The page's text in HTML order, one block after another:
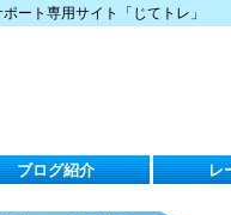
ート専用サイト「じてトレ」
ブログ紹介 レ